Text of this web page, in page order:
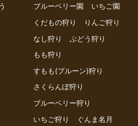
ブルーベリー園
いちご園
くだもの狩り
りんご狩り
なし狩り
ぶどう狩り
もも狩り
すもも(プルーン)狩り
さくらんぼ狩り
ブルーベリー狩り
いちご狩り
ぐんま名月